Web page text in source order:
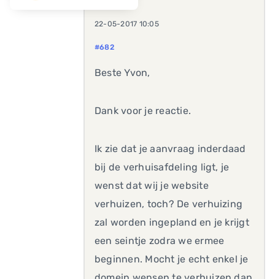
22-05-2017 10:05
#682
Beste Yvon,
Dank voor je reactie.
Ik zie dat je aanvraag inderdaad
bij de verhuisafdeling ligt, je
wenst dat wij je website
verhuizen, toch? De verhuizing
zal worden ingepland en je krijgt
een seintje zodra we ermee
beginnen. Mocht je echt enkel je